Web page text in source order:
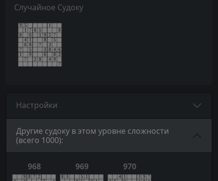
Случайное Судоку
Настройки
Другие судоку в этом уровне сложности
(всего 1000):
968 969 970